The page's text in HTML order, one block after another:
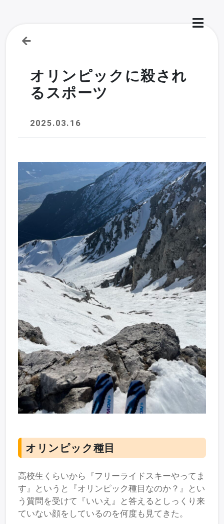
オリンピックに殺され
るスポーツ
2025.03.16
オリンピック種目
高校生くらいから『フリーライドスキーやってま
す』というと『オリンピック種目なのか？』とい
う質問を受けて『いいえ』と答えるとしっくり来
ていない顔をしているのを何度も見てきた。